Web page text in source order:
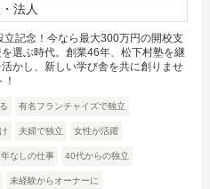
法人
記念！今なら最大300万円の開校支
選ぶ時代。創業46年、松下村塾を継
かし、新しい学び舎を共に創りませ
有名フランチャイズで独立
夫婦で独立 女性が活躍
なしの仕事 40代からの独立
未経験からオーナーに